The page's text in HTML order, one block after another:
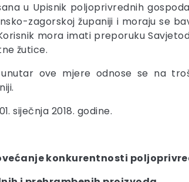
u Upisnik poljoprivrednih
zagorskoj županiji i moraju se
mora imati preporuku
žutice.
ove mjere odnose se na
siječnja 2018. godine.
konkurentnosti